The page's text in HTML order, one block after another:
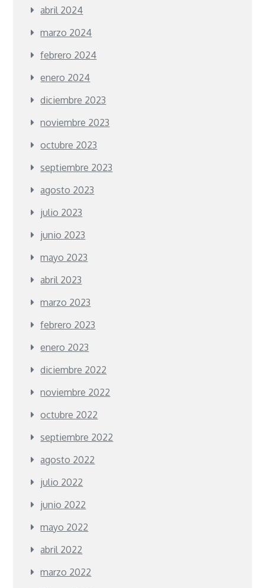
abril 2024
marzo 2024
febrero 2024
enero 2024
diciembre 2023
noviembre 2023
octubre 2023
septiembre 2023
agosto 2023
julio 2023
junio 2023
mayo 2023
abril 2023
marzo 2023
febrero 2023
enero 2023
diciembre 2022
noviembre 2022
octubre 2022
septiembre 2022
agosto 2022
julio 2022
junio 2022
mayo 2022
abril 2022
marzo 2022